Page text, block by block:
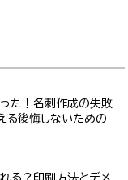
った！名刺作成の失敗
る後悔しないための
る？印刷方法とデメ